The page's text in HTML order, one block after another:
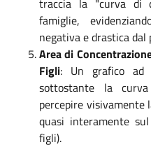
traccia la "curva di
famiglie,
negativa e drastica
Area di
Figli: Un grafico ad
sottostante la
percepire visivamente
quasi interamente
figli).